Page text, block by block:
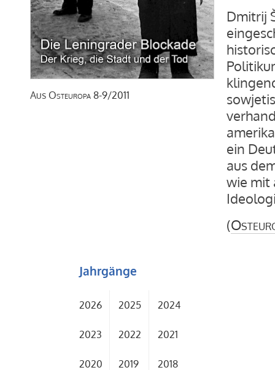
Aus Osteuropa 8-9/2011
Dmitrij
ein
aus
wie mit
(
Jahrgänge
2026 2025 2024
2023 2022 2021
2020 2019 2018